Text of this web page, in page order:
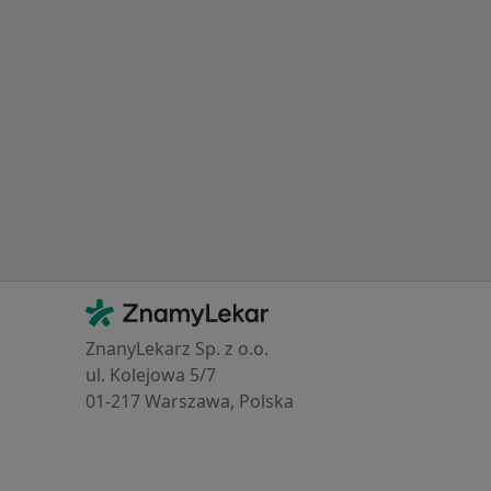
Kontakt
ZnamyLekar - Hlavní stránka
ZnanyLekarz Sp. z o.o.
ul. Kolejowa 5/7
01-217 Warszawa, Polska